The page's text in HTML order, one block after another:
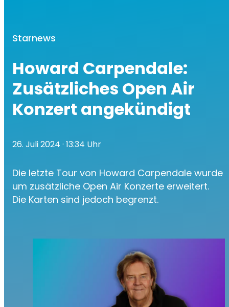
Starnews
Howard Carpendale:
Zusätzliches Open Air
Konzert angekündigt
26. Juli 2024 · 13:34 Uhr
Die letzte Tour von Howard Carpendale wurde
um zusätzliche Open Air Konzerte erweitert.
Die Karten sind jedoch begrenzt.